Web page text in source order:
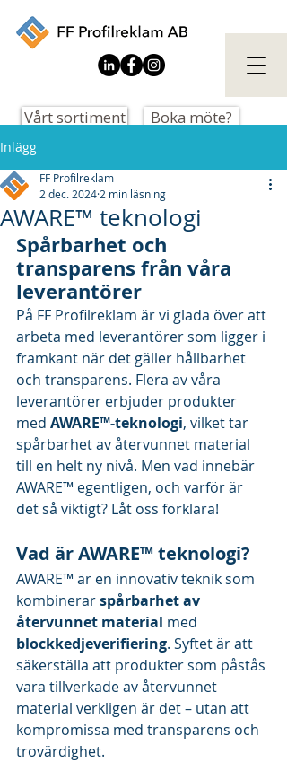
Vårt sortiment Boka möte?
Inlägg
AWARE™ teknologi
FF Profilreklam
2 dec. 2024 2 min läsning
Spårbarhet och
transparens från våra
leverantörer
På FF Profilreklam är vi glada över att
arbeta med leverantörer som ligger i
framkant när det gäller hållbarhet
och transparens. Flera av våra
leverantörer erbjuder produkter
med AWARE™-teknologi, vilket tar
spårbarhet av återvunnet material
till en helt ny nivå. Men vad innebär
AWARE™ egentligen, och varför är
det så viktigt? Låt oss förklara!
Vad är AWARE™ teknologi?
AWARE™ är en innovativ teknik som
kombinerar spårbarhet av
återvunnet material med
blockkedjeverifiering. Syftet är att
säkerställa att produkter som påstås
vara tillverkade av återvunnet
material verkligen är det – utan att
kompromissa med transparens och
trovärdighet.